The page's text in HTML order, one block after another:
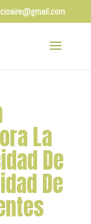
La
De
De